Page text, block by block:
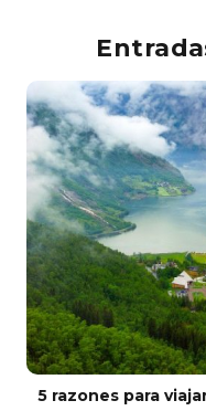
5 razones para